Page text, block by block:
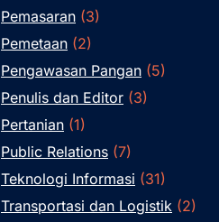
Pemasaran (3)
Pemetaan (2)
Pengawasan Pangan (5)
Penulis dan Editor (3)
Pertanian (1)
Public Relations (7)
Teknologi Informasi (31)
Transportasi dan Logistik (2)